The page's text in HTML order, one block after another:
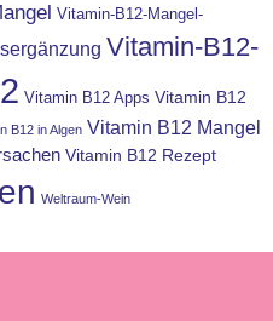
Vitamin-B12-Mangel-
Vitamin-B12-
Vitamin B12 Apps Vitamin B12
B12 in Algen Vitamin B12 Mangel
Vitamin B12 Rezept
Weltraum-Wein